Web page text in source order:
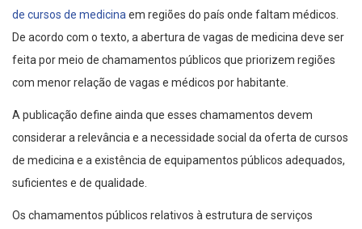
de cursos de medicina em regiões do país onde faltam médicos.
De acordo com o texto, a abertura de vagas de medicina deve ser
feita por meio de chamamentos públicos que priorizem regiões
com menor relação de vagas e médicos por habitante.
A publicação define ainda que esses chamamentos devem
considerar a relevância e a necessidade social da oferta de cursos
de medicina e a existência de equipamentos públicos adequados,
suficientes e de qualidade.
Os chamamentos públicos relativos à estrutura de serviços